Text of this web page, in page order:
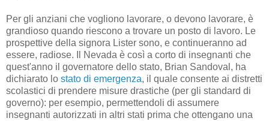
Per gli anziani che vogliono lavorare, o devono lavorare, è
grandioso quando riescono a trovare un posto di lavoro. Le
prospettive della signora Lister sono, e continueranno ad
essere, radiose. Il Nevada è così a corto di insegnanti che
quest'anno il governatore dello stato, Brian Sandoval, ha
dichiarato lo stato di emergenza, il quale consente ai distretti
scolastici di prendere misure drastiche (per gli standard di
governo): per esempio, permettendoli di assumere
insegnanti autorizzati in altri stati prima che ottengano una